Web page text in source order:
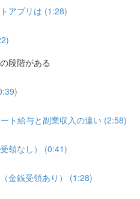
アプリは (1:28)
段階がある
ト給与と副業収入の違い (2:58)
領なし） (0:41)
金銭受領あり） (1:28)